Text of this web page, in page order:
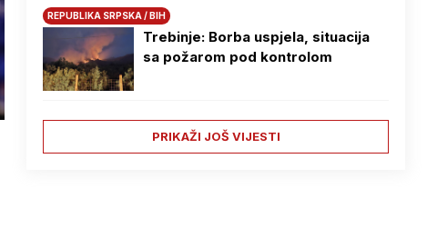
REPUBLIKA SRPSKA / BIH
Trebinje: Borba uspjela, situacija
sa požarom pod kontrolom
PRIKAŽI JOŠ VIJESTI